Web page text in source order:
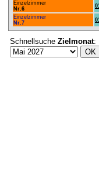
Einzelzimmer
Nr.6
Einzelzimmer
Nr.7
Schnellsuche Zielmonat: